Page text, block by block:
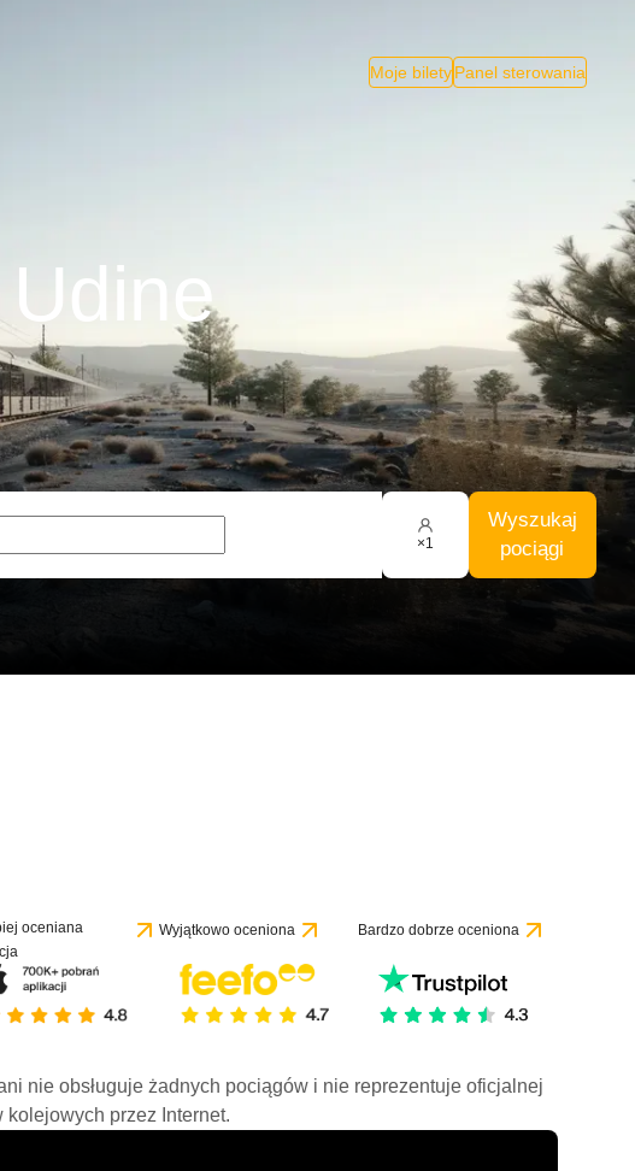
Moje biletyPanel sterowania
×1
Wyszukaj
pociągi
oceniana
Wyjątkowo oceniona Bardzo dobrze oceniona
nie obsługuje żadnych pociągów i nie reprezentuje oficjalnej
kolejowych przez Internet.